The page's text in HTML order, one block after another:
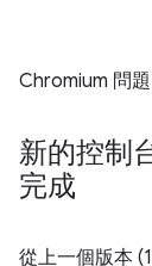
Chromium 問題
新的控制
完成
從上一個版本